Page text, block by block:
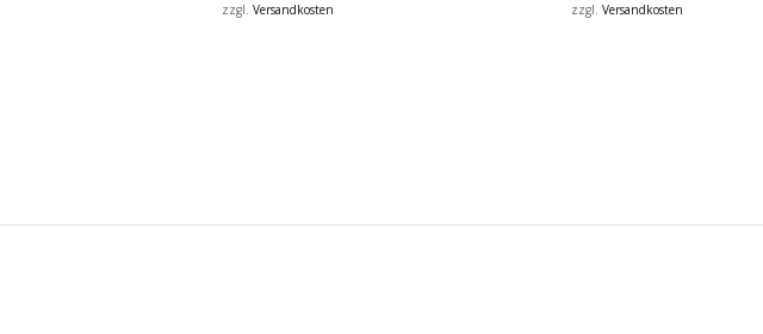
zzgl.Versandkosten
zzgl. Versandkosten